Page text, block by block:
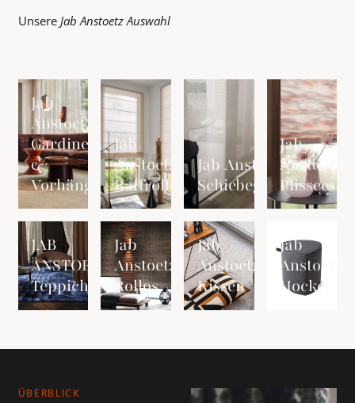
Unsere Jab Anstoetz Auswahl
Jab Anstoetz Gardinen &amp; Vorhänge ansehen
Jab
Anstoetz
Gardinen
&
Vorhänge
Jab Anstoetz Raffrollo ansehen
Jab
Anstoetz
Raffrollo
Jab Anstoetz Schiebegardinen
Jab Anstoetz
Schiebegardinen
Jab Anstoetz
Jab
Anstoetz
Plissees
JAB ANSTOETZ Teppiche ansehen
JAB
ANSTOETZ
Teppiche
Jab Anstoetz Rollos ansehen
Jab
Anstoetz
Rollos
Jab Anstoetz Kissen ansehen
Jab
Anstoetz
Kissen
Jab
Anstoetz
Hocker
ÜBERBLICK